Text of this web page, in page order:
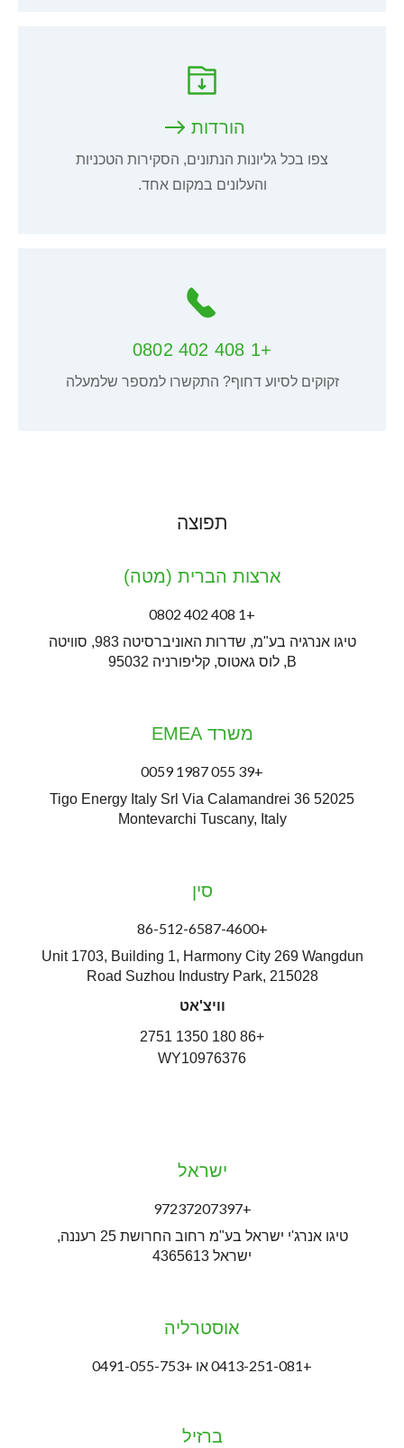
הורדות
צפו בכל גליונות הנתונים, הסקירות הטכניות
והעלונים במקום אחד.
+1 408 402 0802
זקוקים לסיוע דחוף? התקשרו למספר שלמעלה
תפוצה
ארצות הברית (מטה)
+1 408 402 0802
טיגו אנרגיה בע"מ, שדרות האוניברסיטה 983, סוויטה
B, לוס גאטוס, קליפורניה 95032
משרד EMEA
+39 055 1987 0059
Tigo Energy Italy Srl Via Calamandrei 36 52025
Montevarchi Tuscany, Italy
סין
+86-512-6587-4600
Unit 1703, Building 1, Harmony City 269 Wangdun
Road Suzhou Industry Park, 215028
וויצ'אט
+86 180 1350 2751
WY10976376
ישראל
+97237207397
טיגו אנרג'י ישראל בע"מ רחוב החרושת 25 רעננה,
ישראל 4365613
אוסטרליה
+0413-251-081 או +0491-055-753
ברזיל